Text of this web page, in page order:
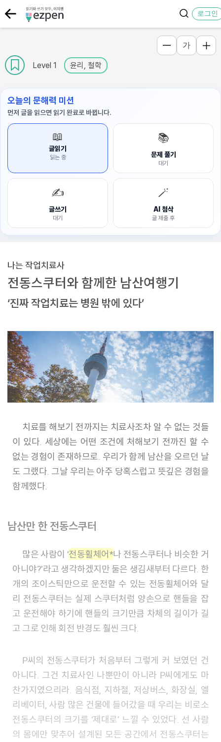
로그인
Level 1 윤리, 철학
가
오늘의 문해력 미션
먼저 글을 읽으면 읽기 완료로 바뀝니다.
📖
글읽기
읽는 중
📚
문제 풀기
대기
✍️
글쓰기
대기
🪄
AI 첨삭
글 제출 후
나는 작업치료사
전동스쿠터와 함께한 남산여행기
‘진짜 작업치료는 병원 밖에 있다’
치료를 해보기 전까지는 치료사조차 알 수 없는 것들
이 있다. 세상에는 어떤 조건에 처해보기 전까진 할 수
없는 경험이 존재하므로. 우리가 함께 남산을 오르던 날
도 그랬다. 그날 우리는 아주 당혹스럽고 뜻깊은 경험을
함께했다.
남산만 한 전동스쿠터
많은 사람이 ‘전동휠체어*나 전동스쿠터나 비슷한 거
아니야?’라고 생각하겠지만 둘은 생김새부터 다르다. 한
개의 조이스틱만으로 운전할 수 있는 전동휠체어와 달
리 전동스쿠터는 실제 스쿠터처럼 양손으로 핸들을 잡
고 운전해야 하기에 핸들의 크기만큼 차체의 길이가 길
고 그로 인해 회전 반경도 훨씬 크다.
P씨의 전동스쿠터가 처음부터 그렇게 커 보였던 건
아니다. 그건 치료사인 나뿐만이 아니라 P씨에게도 마
찬가지였으리라. 음식점, 지하철, 저상버스, 화장실, 엘
리베이터, 사람 많은 건물에 들어갔을 때 우리는 비로소
전동스쿠터의 크기를 ‘제대로’ 느낄 수 있었다. 선 사람
의 몸에만 맞추어 설계된 모든 공간에서 전동스쿠터는